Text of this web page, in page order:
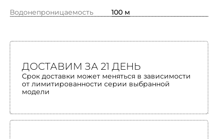
Водонепроницаемость
100 м
ДОСТАВИМ ЗА 21 ДЕНЬ
Срок доставки может меняться в зависимости
от лимитированности серии выбранной
модели